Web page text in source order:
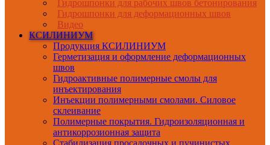
Гидрошпонки для рабочих швов бетонирования
Гидрошпонки для деформационных швов
Видео
КСИЛИНИУМ
Продукция КСИЛИНИУМ
Герметизация и оформление деформационных
швов
Гидроактивные полимерные смолы для
инъектирования
Инъекции полимерными смолами. Силовое
склеивание
Полимерные покрытия. Гидроизоляционная и
антикоррозионная защита
Стабилизация просадочных и пучинистых